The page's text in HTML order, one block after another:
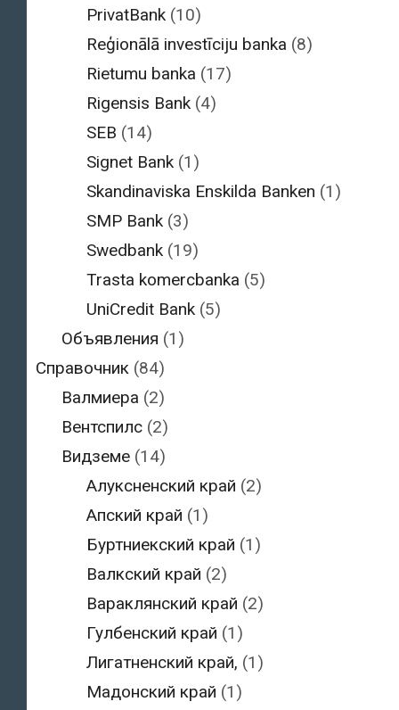
PrivatBank (10)
Reģionālā investīciju banka (8)
Rietumu banka (17)
Rigensis Bank (4)
SEB (14)
Signet Bank (1)
Skandinaviska Enskilda Banken (1)
SMP Bank (3)
Swedbank (19)
Trasta komercbanka (5)
UniCredit Bank (5)
Объявления (1)
Справочник (84)
Валмиера (2)
Вентспилс(2)
Видземе(14)
Алуксненский край (2)
Апский край (1)
Буртниекский край (1)
Валкский край (2)
Вараклянский край (2)
Гулбенский край (1)
Лигатненский край, (1)
Мадонский край (1)